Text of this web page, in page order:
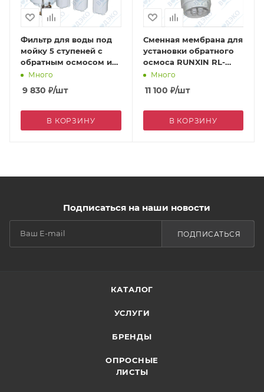
Фильтр для воды под
мойку 5 ступеней c
обратным осмосом и
насосом NW-RO50-A1
Много
9 830 ₽/шт
В КОРЗИНУ
Сменная мембрана для
установки обратного
осмоса RUNXIN RL-
C800D, 800G
Много
11 100 ₽/шт
В КОРЗИНУ
Подписаться на наши новости
ПОДПИСАТЬСЯ
КАТАЛОГ
УСЛУГИ
БРЕНДЫ
ОПРОСНЫЕ
ЛИСТЫ